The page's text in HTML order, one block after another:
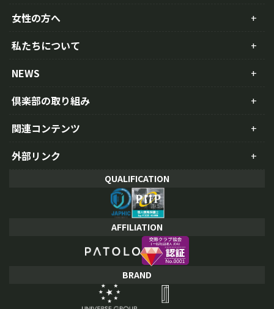
女性の方へ
私たちについて
NEWS
倶楽部の取り組み
関連コンテンツ
外部リンク
QUALIFICATION
AFFILIATION
BRAND